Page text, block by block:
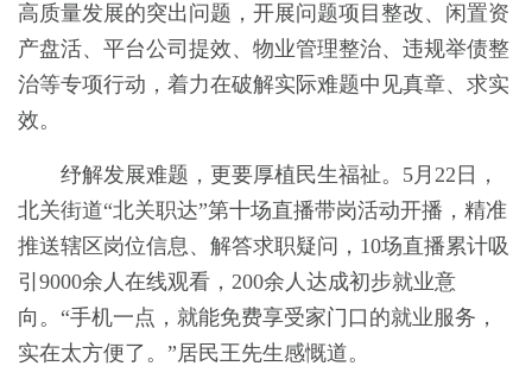
高质量发展的突出问题，开展问题项目整改、闲置资
产盘活、平台公司提效、物业管理整治、违规举债整
治等专项行动，着力在破解实际难题中见真章、求实
效。
纾解发展难题，更要厚植民生福祉。5月22日，
北关街道“北关职达”第十场直播带岗活动开播，精准
推送辖区岗位信息、解答求职疑问，10场直播累计吸
引9000余人在线观看，200余人达成初步就业意
向。“手机一点，就能免费享受家门口的就业服务，
实在太方便了。”居民王先生感慨道。